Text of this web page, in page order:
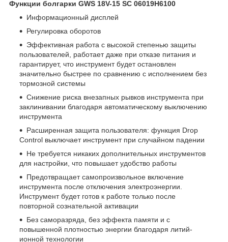
Функции болгарки GWS 18V-15 SC 06019H6100
Информационный дисплей
Регулировка оборотов
Эффективная работа с высокой степенью защиты
пользователей, работает даже при отказе питания и
гарантирует, что инструмент будет остановлен
значительно быстрее по сравнению с исполнением без
тормозной системы
Снижение риска внезапных рывков инструмента при
заклинивании благодаря автоматическому выключению
инструмента
Расширенная защита пользователя: функция Drop
Control выключает инструмент при случайном падении
Не требуется никаких дополнительных инструментов
для настройки, что повышает удобство работы
Предотвращает самопроизвольное включение
инструмента после отключения электроэнергии.
Инструмент будет готов к работе только после
повторной сознательной активации
Без саморазряда, без эффекта памяти и с
повышенной плотностью энергии благодаря литий-
ионной технологии